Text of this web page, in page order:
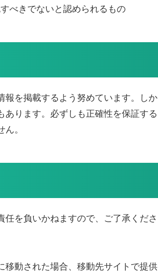
べきでないと認められるもの
報を掲載するよう努めています。しか
あります。必ずしも正確性を保証する
。
を負いかねますので、ご了承くださ
移動された場合、移動先サイトで提供